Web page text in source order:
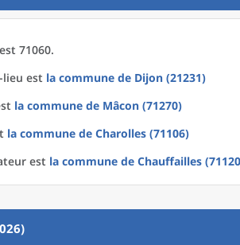
71060.
est la commune de Dijon (21231)
la commune de Mâcon (71270)
la commune de Charolles (71106)
est la commune de Chauffailles